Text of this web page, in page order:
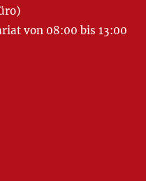
von 08:00 bis 13:00